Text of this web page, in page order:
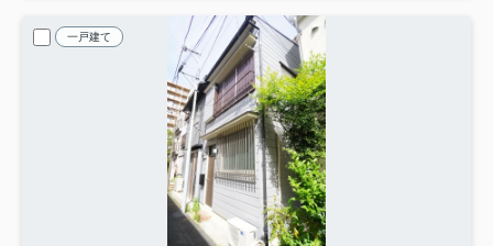
一戸建て